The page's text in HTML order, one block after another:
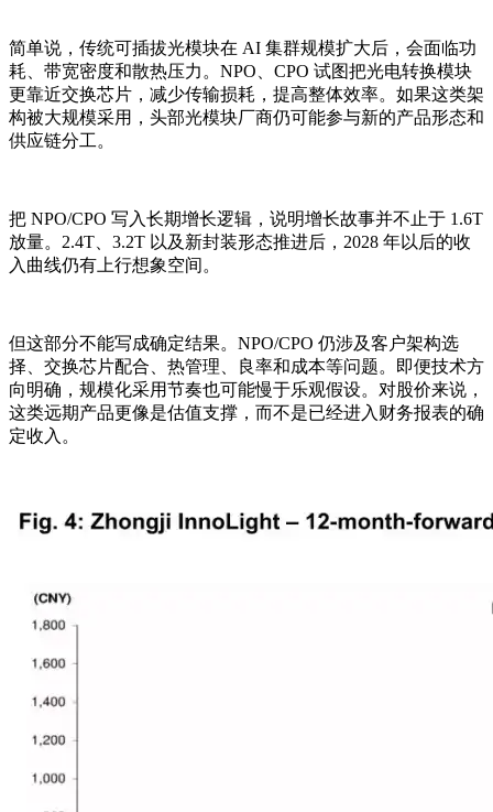
简单说，传统可插拔光模块在 AI 集群规模扩大后，会面临功
耗、带宽密度和散热压力。NPO、CPO 试图把光电转换模块
更靠近交换芯片，减少传输损耗，提高整体效率。如果这类架
构被大规模采用，头部光模块厂商仍可能参与新的产品形态和
供应链分工。
把 NPO/CPO 写入长期增长逻辑，说明增长故事并不止于 1.6T
放量。2.4T、3.2T 以及新封装形态推进后，2028 年以后的收
入曲线仍有上行想象空间。
但这部分不能写成确定结果。NPO/CPO 仍涉及客户架构选
择、交换芯片配合、热管理、良率和成本等问题。即便技术方
向明确，规模化采用节奏也可能慢于乐观假设。对股价来说，
这类远期产品更像是估值支撑，而不是已经进入财务报表的确
定收入。